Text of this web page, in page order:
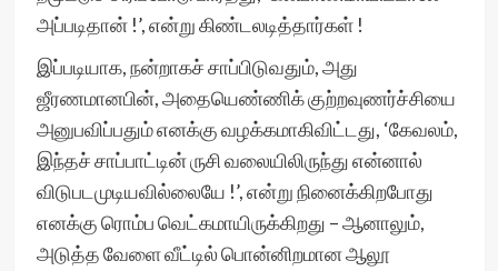
அப்படிதான் !’, என்று கிண்டலடித்தார்கள் !
இப்படியாக, நன்றாகச் சாப்பிடுவதும், அது
ஜீரணமானபின், அதையெண்ணிக் குற்றவுணர்ச்சியை
அனுபவிப்பதும் எனக்கு வழக்கமாகிவிட்டது, ‘கேவலம்,
இந்தச் சாப்பாட்டின் ருசி வலையிலிருந்து என்னால்
விடுபடமுடியவில்லையே !’, என்று நினைக்கிறபோது
எனக்கு ரொம்ப வெட்கமாயிருக்கிறது – ஆனாலும்,
அடுத்த வேளை வீட்டில் பொன்னிறமான ஆலூ